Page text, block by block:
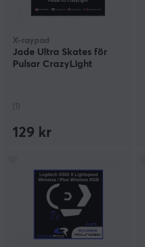
X-raypad
Jade Ultra Skates för
Pulsar CrazyLight
(1)
129 kr